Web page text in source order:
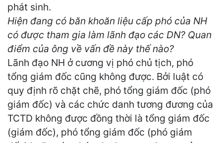
phát sinh.
Hiện đang có băn khoăn liệu cấp phó của NH
có được tham gia làm lãnh đạo các DN? Quan
điểm của ông về vấn đề này thế nào?
Lãnh đạo NH ở cương vị phó chủ tịch, phó
tổng giám đốc cũng không được. Bởi luật có
quy định rõ chặt chẽ, phó tổng giám đốc (phó
giám đốc) và các chức danh tương đương của
TCTD không được đồng thời là tổng giám đốc
(giám đốc), phó tổng giám đốc (phó giám